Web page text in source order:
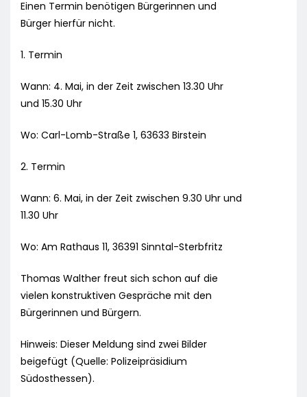
Einen Termin benötigen Bürgerinnen und
Bürger hierfür nicht.
1. Termin
Wann: 4. Mai, in der Zeit zwischen 13.30 Uhr
und 15.30 Uhr
Wo: Carl-Lomb-Straße 1, 63633 Birstein
2. Termin
Wann: 6. Mai, in der Zeit zwischen 9.30 Uhr und
11.30 Uhr
Wo: Am Rathaus 11, 36391 Sinntal-Sterbfritz
Thomas Walther freut sich schon auf die
vielen konstruktiven Gespräche mit den
Bürgerinnen und Bürgern.
Hinweis: Dieser Meldung sind zwei Bilder
beigefügt (Quelle: Polizeipräsidium
Südosthessen).